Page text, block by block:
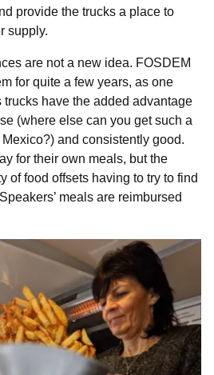
provide the trucks a place to
supply.
are not a new idea. FOSDEM
for quite a few years, as one
trucks have the added advantage
(where else can you get such a
and consistently good.
for their own meals, but the
of food offsets having to try to find
meals are reimbursed